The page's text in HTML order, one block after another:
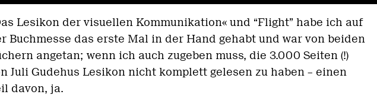
Lesikon der visuellen Kommunikation« und “Flight” habe ich auf
Buchmesse das erste Mal in der Hand gehabt und war von beiden
angetan; wenn ich auch zugeben muss, die 3.000 Seiten (!)
Juli Gudehus Lesikon nicht komplett gelesen zu haben – einen
davon, ja.